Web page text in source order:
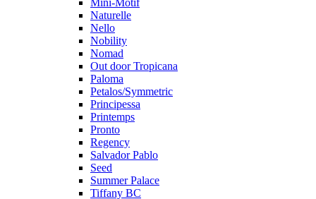
Mini-Motif
Naturelle
Nello
Nobility
Nomad
Out door Tropicana
Paloma
Petalos/Symmetric
Principessa
Printemps
Pronto
Regency
Salvador Pablo
Seed
Summer Palace
Tiffany BC